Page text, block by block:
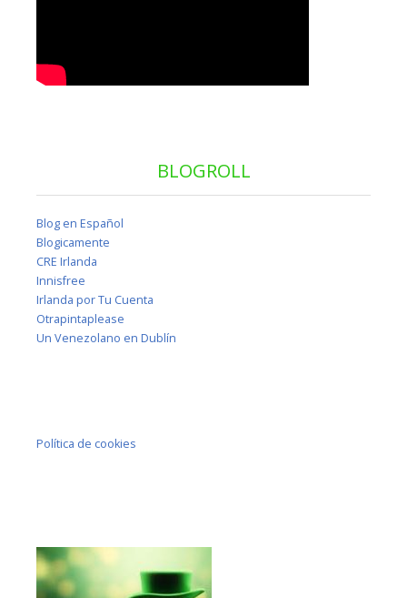
BLOGROLL
Blog en Español
Blogicamente
CRE Irlanda
Innisfree
Irlanda por Tu Cuenta
Otrapintaplease
Un Venezolano en Dublín
Política de cookies